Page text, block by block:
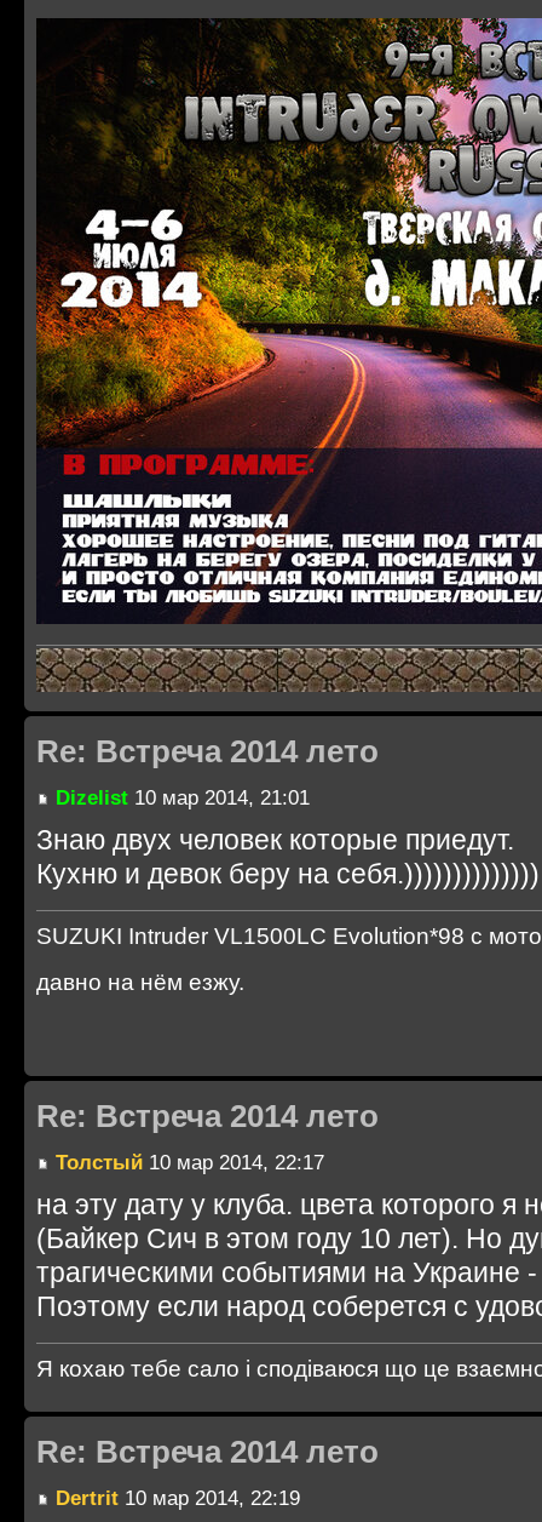
Re: Встреча 2014 лето
Dizelist 10 мар 2014, 21:01
Знаю двух человек которые приедут.
Кухню и девок беру на себя.))))))))))))))
SUZUKI Intruder VL1500LC Evolution*98 с
давно на нём езжу.
Re: Встреча 2014 лето
Толстый 10 мар 2014, 22:17
на эту дату у клуба. цвета которого я
(Байкер Сич в этом году 10 лет). Но
трагическими событиями на Украине -
Поэтому если народ соберется с
Я кохаю тебе сало і сподіваюся що це
Re: Встреча 2014 лето
Dertrit 10 мар 2014, 22:19